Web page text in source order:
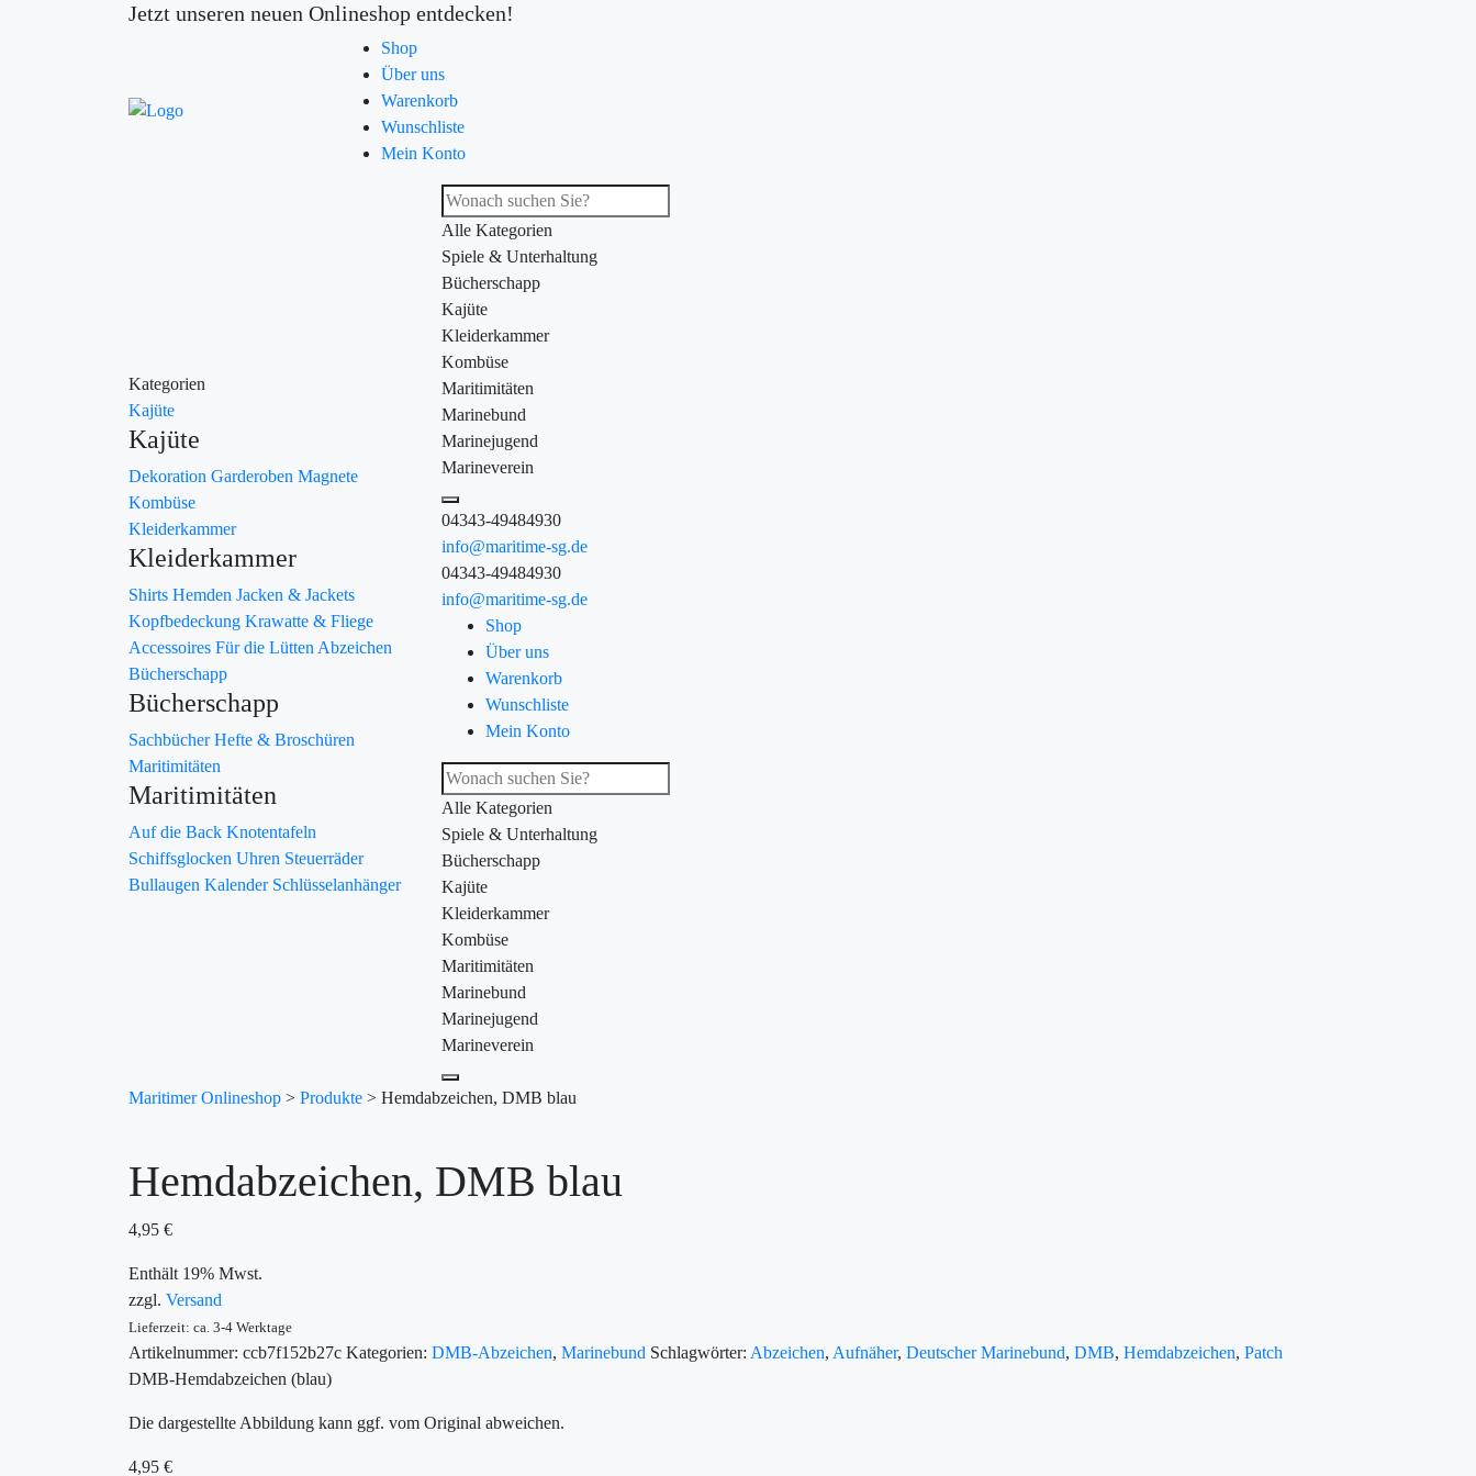
Jetzt unseren neuen Onlineshop entdecken!
Shop
Über uns
Warenkorb
Wunschliste
Mein Konto
Kategorien
Kajüte
Kajüte
Dekoration Garderoben Magnete
Kombüse
Kleiderkammer
Kleiderkammer
Shirts Hemden Jacken & Jackets
Kopfbedeckung Krawatte & Fliege
Accessoires Für die Lütten Abzeichen
Bücherschapp
Bücherschapp
SachbücherHefte & Broschüren
Maritimitäten
Maritimitäten
Auf die Back Knotentafeln
Schiffsglocken Uhren Steuerräder
Bullaugen Kalender Schlüsselanhänger
Alle Kategorien
Spiele & Unterhaltung
Bücherschapp
Kajüte
Kleiderkammer
Kombüse
Maritimitäten
Marinebund
Marinejugend
Marineverein
04343-49484930
info@maritime-sg.de
04343-49484930
info@maritime-sg.de
Shop
Über uns
Warenkorb
Wunschliste
Mein Konto
Alle Kategorien
Spiele & Unterhaltung
Bücherschapp
Kajüte
Kleiderkammer
Kombüse
Maritimitäten
Marinebund
Marinejugend
Marineverein
Maritimer Onlineshop > Produkte > Hemdabzeichen, DMB blau
Hemdabzeichen, DMB blau
4,95 €
Enthält 19% Mwst.
zzgl. Versand
Lieferzeit: ca. 3-4 Werktage
Artikelnummer: ccb7f152b27c Kategorien: DMB-Abzeichen, Marinebund Schlagwörter: Abzeichen, Aufnäher, Deutscher Marinebund, DMB, Hemdabzeichen, Patch
DMB-Hemdabzeichen (blau)
Die dargestellte Abbildung kann ggf. vom Original abweichen.
4,95 €